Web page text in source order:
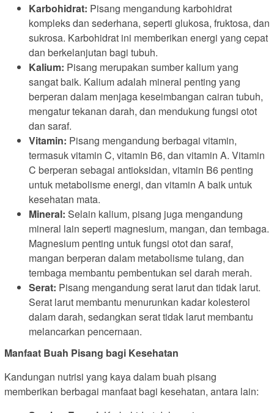
Karbohidrat: Pisang mengandung karbohidrat
kompleks dan sederhana, seperti glukosa, fruktosa, dan
sukrosa. Karbohidrat ini memberikan energi yang cepat
dan berkelanjutan bagi tubuh.
Kalium: Pisang merupakan sumber kalium yang
sangat baik. Kalium adalah mineral penting yang
berperan dalam menjaga keseimbangan cairan tubuh,
mengatur tekanan darah, dan mendukung fungsi otot
dan saraf.
Vitamin: Pisang mengandung berbagai vitamin,
termasuk vitamin C, vitamin B6, dan vitamin A. Vitamin
C berperan sebagai antioksidan, vitamin B6 penting
untuk metabolisme energi, dan vitamin A baik untuk
kesehatan mata.
Mineral: Selain kalium, pisang juga mengandung
mineral lain seperti magnesium, mangan, dan tembaga.
Magnesium penting untuk fungsi otot dan saraf,
mangan berperan dalam metabolisme tulang, dan
tembaga membantu pembentukan sel darah merah.
Serat: Pisang mengandung serat larut dan tidak larut.
Serat larut membantu menurunkan kadar kolesterol
dalam darah, sedangkan serat tidak larut membantu
melancarkan pencernaan.
Manfaat Buah Pisang bagi Kesehatan
Kandungan nutrisi yang kaya dalam buah pisang
memberikan berbagai manfaat bagi kesehatan, antara lain: